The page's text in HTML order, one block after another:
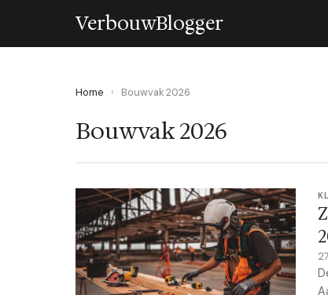
VerbouwBlogger
Home › Bouwvak 2026
Bouwvak 2026